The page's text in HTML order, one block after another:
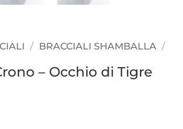
/ BRACCIALI SHAMBALLA /
– Occhio di Tigre